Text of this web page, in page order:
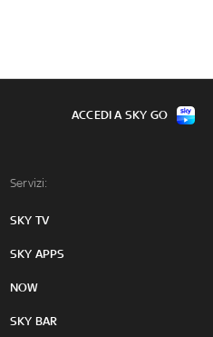
Servizi:
SKY TV
SKY APPS
NOW
SKY BAR
ACCEDI A SKY GO